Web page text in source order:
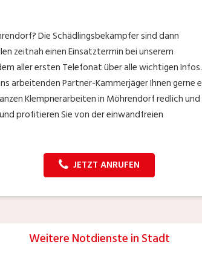
Die Schädlingsbekämpfer sind dann
zeitnah einen Einsatztermin bei unserem
aller ersten Telefonat über alle wichtigen Infos.
arbeitenden Partner-Kammerjäger Ihnen gerne
Klempnerarbeiten in Möhrendorf redlich
profitieren Sie von der einwandfreien
JETZT ANRUFEN
Weitere Notdienste in Stadt